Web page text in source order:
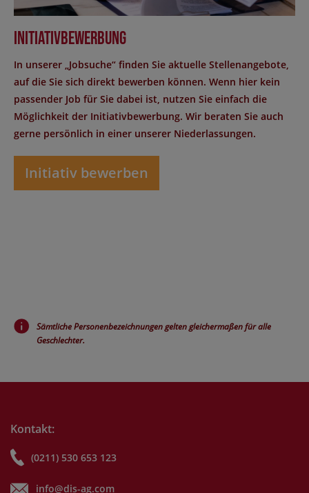
Initiativbewerbung
In unserer „Jobsuche“ finden Sie aktuelle Stellenangebote,
auf die Sie sich direkt bewerben können. Wenn hier kein
passender Job für Sie dabei ist, nutzen Sie einfach die
Möglichkeit der Initiativbewerbung. Wir beraten Sie auch
gerne persönlich in einer unserer Niederlassungen.
Initiativ bewerben
Sämtliche Personenbezeichnungen gelten gleichermaßen für alle
Geschlechter.
Kontakt:
(0211) 530 653 123
info@dis-ag.com